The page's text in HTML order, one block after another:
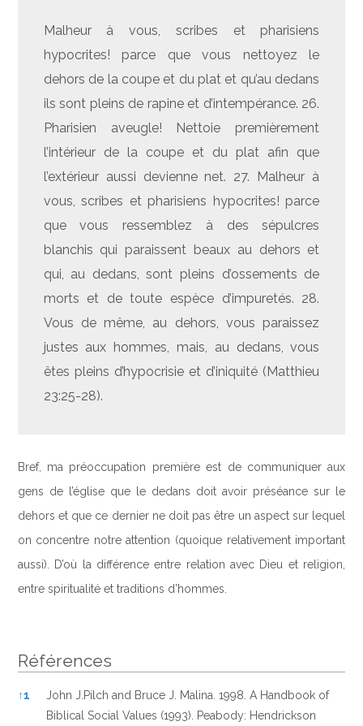
Malheur à vous, scribes et pharisiens
hypocrites! parce que vous nettoyez le
dehors de la coupe et du plat et qu’au dedans
ils sont pleins de rapine et d’intempérance. 26.
Pharisien aveugle! Nettoie premièrement
l’intérieur de la coupe et du plat afin que
l’extérieur aussi devienne net. 27. Malheur à
vous, scribes et pharisiens hypocrites! parce
que vous ressemblez à des sépulcres
blanchis qui paraissent beaux au dehors et
qui, au dedans, sont pleins d’ossements de
morts et de toute espèce d’impuretés. 28.
Vous de même, au dehors, vous paraissez
justes aux hommes, mais, au dedans, vous
êtes pleins d’hypocrisie et d’iniquité (Matthieu
23:25-28).
Bref, ma préoccupation première est de communiquer aux
gens de l’église que le dedans doit avoir préséance sur le
dehors et que ce dernier ne doit pas être un aspect sur lequel
on concentre notre attention (quoique relativement important
aussi). D’où la différence entre relation avec Dieu et religion,
entre spiritualité et traditions d’hommes.
Références
Références
↑1
John J.Pilch and Bruce J. Malina. 1998. A Handbook of
Biblical Social Values (1993). Peabody: Hendrickson